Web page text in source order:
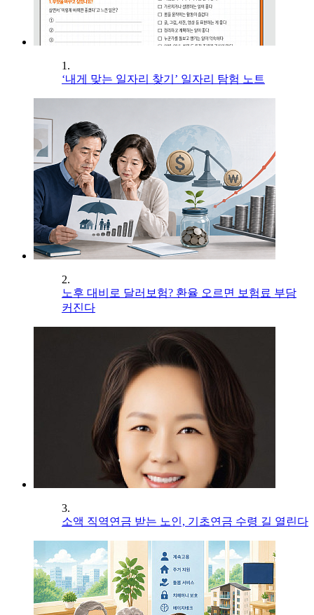
1.
‘내게 맞는 일자리 찾기’ 일자리 탐험 노트
2.
노후 대비로 달러보험? 환율 오르면 보험료 부담
커진다
3.
소액 직역연금 받는 노인, 기초연금 수령 길 열린다